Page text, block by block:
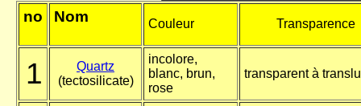
no Nom Couleur Transparence
1
Quartz
(tectosilicate)
incolore,
blanc, brun,
rose
transparent à